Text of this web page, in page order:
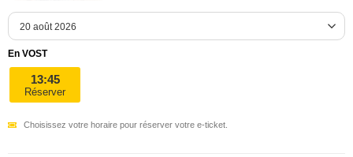
En VOST
13:45
Réserver
Choisissez votre horaire pour réserver votre e-ticket.